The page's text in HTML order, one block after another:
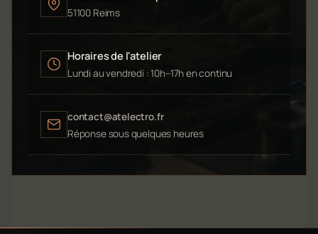
51100 Reims
Horaires de l'atelier
Lundi au vendredi : 10h–17h en continu
contact@atelectro.fr
Réponse sous quelques heures